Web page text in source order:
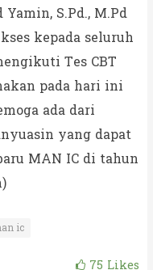
S.Pd., M.Pd
kepada seluruh
Tes CBT
pada hari ini
ada dari
yang dapat
MAN IC di tahun
ic
75 Likes